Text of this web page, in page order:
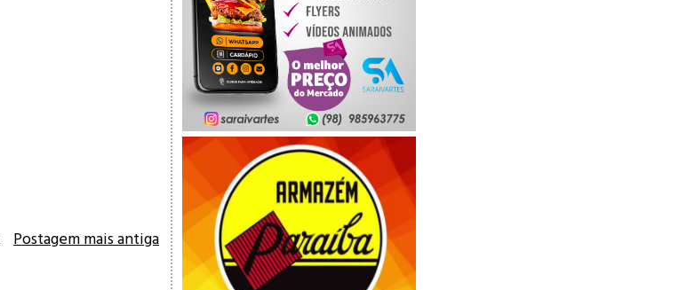
Postagem mais antiga